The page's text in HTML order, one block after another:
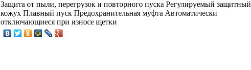
Защита от пыли, перегрузок и повторного пуска Регулируемый защитный
кожух Плавный пуск Предохранительная муфта Автоматически
отключающиеся при износе щетки